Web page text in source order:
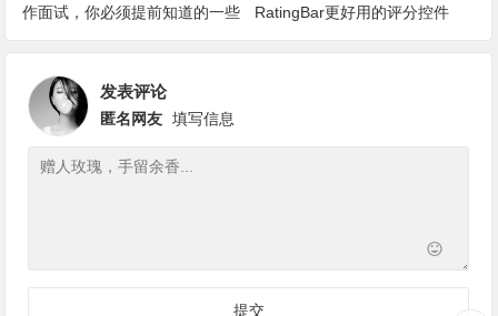
作面试，你必须提前知道的一些
事
RatingBar更好用的评分控件
发表评论
匿名网友 填写信息